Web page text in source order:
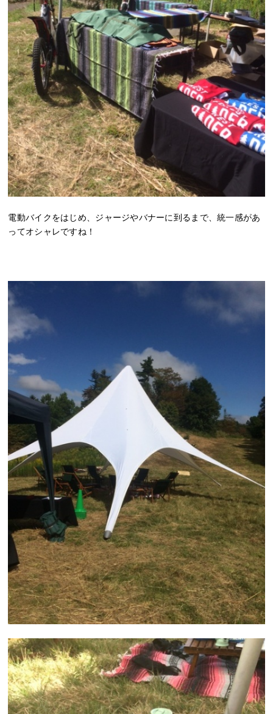
電動バイクをはじめ、ジャージやバナーに到るまで、統一感があ
ってオシャレですね！